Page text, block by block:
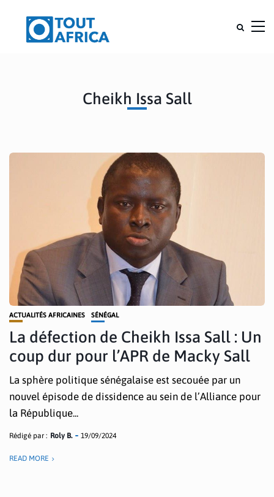
Cheikh Issa Sall
ACTUALITÉS AFRICAINES SÉNÉGAL
La défection de Cheikh Issa Sall : Un
coup dur pour l’APR de Macky Sall
La sphère politique sénégalaise est secouée par un
nouvel épisode de dissidence au sein de l’Alliance pour
la République...
Rédigé par : Roly B. 19/09/2024
READ MORE